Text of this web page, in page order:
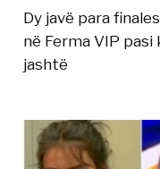
Dy javë para
në Ferma VIP
jashtë